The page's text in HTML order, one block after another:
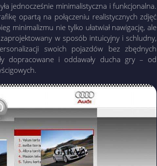
jednocześnie minimalistyczna i funkcjonalna.
opartą na połączeniu realistycznych zdjęć
minimalizmu nie tylko ułatwiał nawigację, ale
w sposób intuicyjny i schludny,
swoich pojazdów bez zbędnych
dopracowane i oddawały ducha gry – od